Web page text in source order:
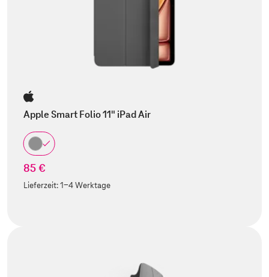
Apple Smart Folio 11" iPad Air
85 €
Lieferzeit:1-4 Werktage